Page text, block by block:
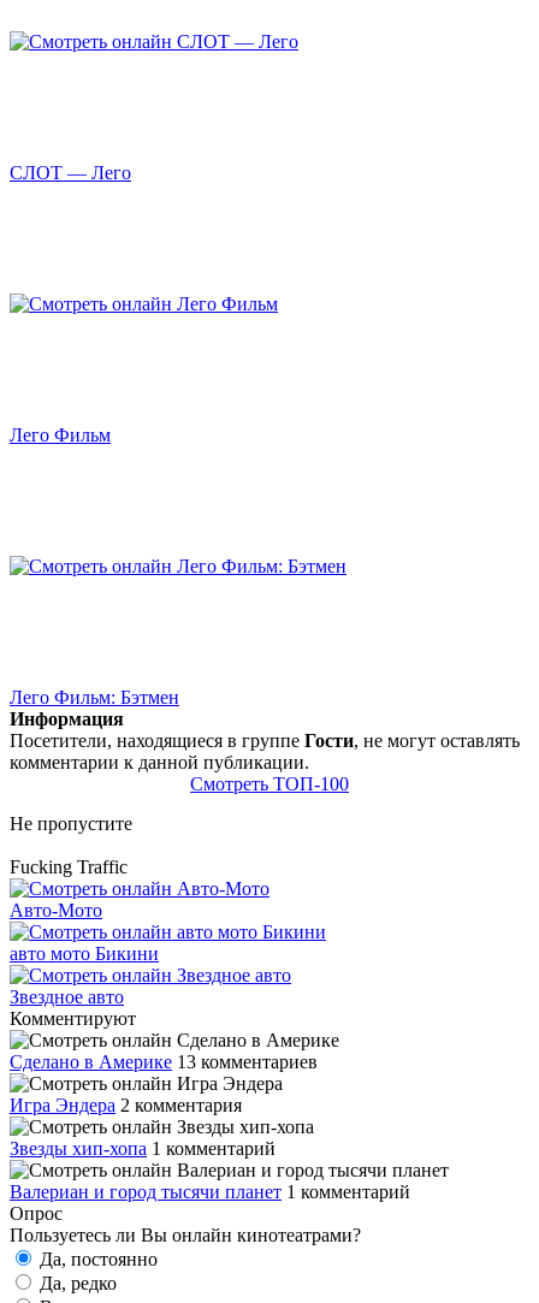
СЛОТ — Лего
Лего Фильм
Лего Фильм: Бэтмен
Информация
Посетители, находящиеся в группе Гости, не могут оставлять
комментарии к данной публикации.
Смотреть ТОП-100
Не пропустите
Fucking Traffic
Авто-Мото
авто мото Бикини
Звездное авто
Комментируют
Сделано в Америке 13 комментариев
Игра Эндера 2 комментария
Звезды хип-хопа 1 комментарий
Валериан и город тысячи планет 1 комментарий
Опрос
Пользуетесь ли Вы онлайн кинотеатрами?
Да, постоянно
Да, редко